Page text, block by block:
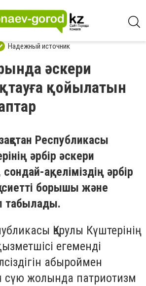
Надежный источник
әскери
қойылатын
Республикасы
әрбір әскери
сондай-ақ, еліміздің әрбір
борышы және
табылады.
Қарулы Күштерінің
егеменді
абыроймен
сүю жолында патриотизм